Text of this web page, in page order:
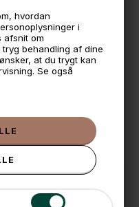
hvordan
i
afsnit om
tryg behandling af dine
at du trygt kan
Se også
den på lager
★★★★★
49,- med GLS